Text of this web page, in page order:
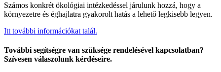
Számos konkrét ökológiai intézkedéssel járulunk hozzá, hogy a
környezetre és éghajlatra gyakorolt hatás a lehető legkisebb legyen.
Itt további információkat talál.
További segítségre van szüksége rendelésével kapcsolatban?
Szívesen válaszolunk kérdéseire.